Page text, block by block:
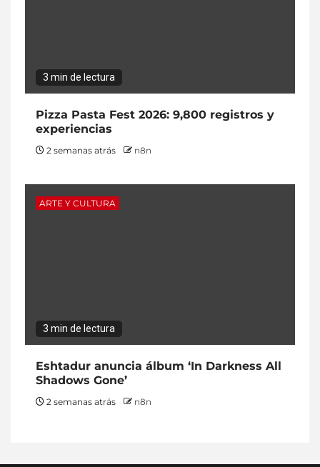
3 min de lectura
Pizza Pasta Fest 2026: 9,800 registros y
experiencias
2 semanas atrás n8n
ARTE Y CULTURA
3 min de lectura
Eshtadur anuncia álbum ‘In Darkness All
Shadows Gone’
2 semanas atrás n8n